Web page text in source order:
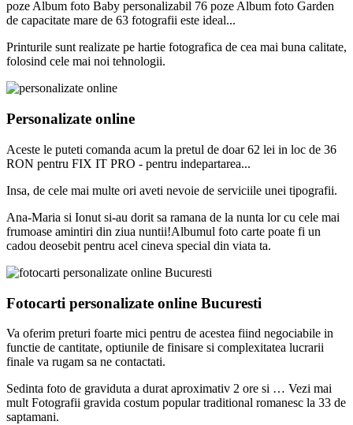
poze Album foto Baby personalizabil 76 poze Album foto Garden
de capacitate mare de 63 fotografii este ideal...
Printurile sunt realizate pe hartie fotografica de cea mai buna calitate,
folosind cele mai noi tehnologii.
Personalizate online
Aceste le puteti comanda acum la pretul de doar 62 lei in loc de 36
RON pentru FIX IT PRO - pentru indepartarea...
Insa, de cele mai multe ori aveti nevoie de serviciile unei tipografii.
Ana-Maria si Ionut si-au dorit sa ramana de la nunta lor cu cele mai
frumoase amintiri din ziua nuntii!Albumul foto carte poate fi un
cadou deosebit pentru acel cineva special din viata ta.
Fotocarti personalizate online Bucuresti
Va oferim preturi foarte mici pentru de acestea fiind negociabile in
functie de cantitate, optiunile de finisare si complexitatea lucrarii
finale va rugam sa ne contactati.
Sedinta foto de graviduta a durat aproximativ 2 ore si … Vezi mai
mult Fotografii gravida costum popular traditional romanesc la 33 de
saptamani.